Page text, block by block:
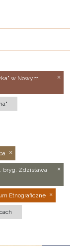
w Nowym
bryg. Zdzisława
Etnograficzne